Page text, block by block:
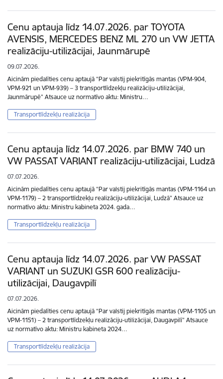
Cenu aptauja līdz 14.07.2026. par TOYOTA
AVENSIS, MERCEDES BENZ ML 270 un VW JETTA
realizāciju-utilizācijai, Jaunmārupē
09.07.2026.
Aicinām piedalīties cenu aptaujā “Par valstij piekritīgās mantas (VPM-904,
VPM-921 un VPM-939) – 3 transportlīdzekļu realizāciju-utilizācijai,
Jaunmārupē” Atsauce uz normatīvo aktu: Ministru…
Transportlīdzekļu realizācija
Cenu aptauja līdz 14.07.2026. par BMW 740 un
VW PASSAT VARIANT realizāciju-utilizācijai, Ludzā
07.07.2026.
Aicinām piedalīties cenu aptaujā “Par valstij piekritīgās mantas (VPM-1164 un
VPM-1179) – 2 transportlīdzekļu realizāciju-utilizācijai, Ludzā” Atsauce uz
normatīvo aktu: Ministru kabineta 2024. gada…
Transportlīdzekļu realizācija
Cenu aptauja līdz 14.07.2026. par VW PASSAT
VARIANT un SUZUKI GSR 600 realizāciju-
utilizācijai, Daugavpilī
07.07.2026.
Aicinām piedalīties cenu aptaujā “Par valstij piekritīgās mantas (VPM-1105 un
VPM-1151) – 2 transportlīdzekļu realizāciju-utilizācijai, Daugavpilī” Atsauce
uz normatīvo aktu: Ministru kabineta 2024…
Transportlīdzekļu realizācija